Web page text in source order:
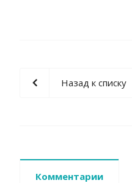
Назад к списку
Комментарии